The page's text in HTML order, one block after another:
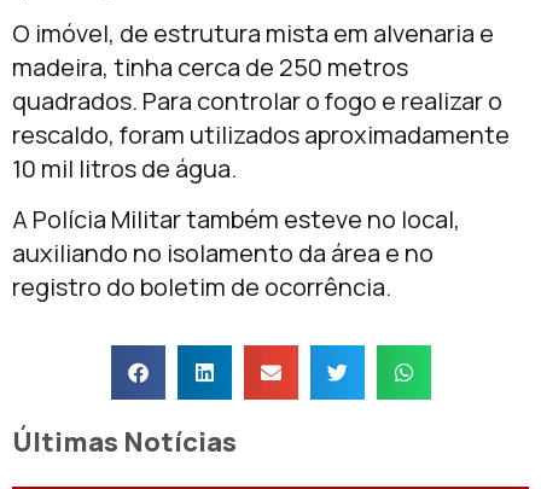
O imóvel, de estrutura mista em alvenaria e
madeira, tinha cerca de 250 metros
quadrados. Para controlar o fogo e realizar o
rescaldo, foram utilizados aproximadamente
10 mil litros de água.
A Polícia Militar também esteve no local,
auxiliando no isolamento da área e no
registro do boletim de ocorrência.
Últimas Notícias